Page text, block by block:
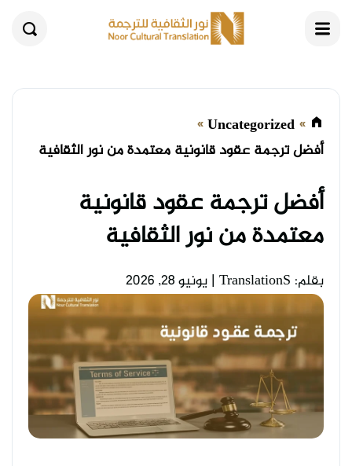
Uncategorized
أفضل ترجمة عقود قانونية معتمدة من نور الثقافية
أفضل ترجمة عقود قانونية
معتمدة من نور الثقافية
بقلم: TranslationS | يونيو 28, 2026